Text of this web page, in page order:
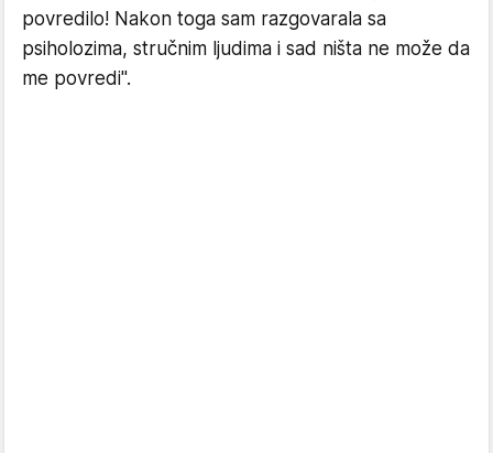
povredilo! Nakon toga sam razgovarala sa
psiholozima, stručnim ljudima i sad ništa ne može da
me povredi".